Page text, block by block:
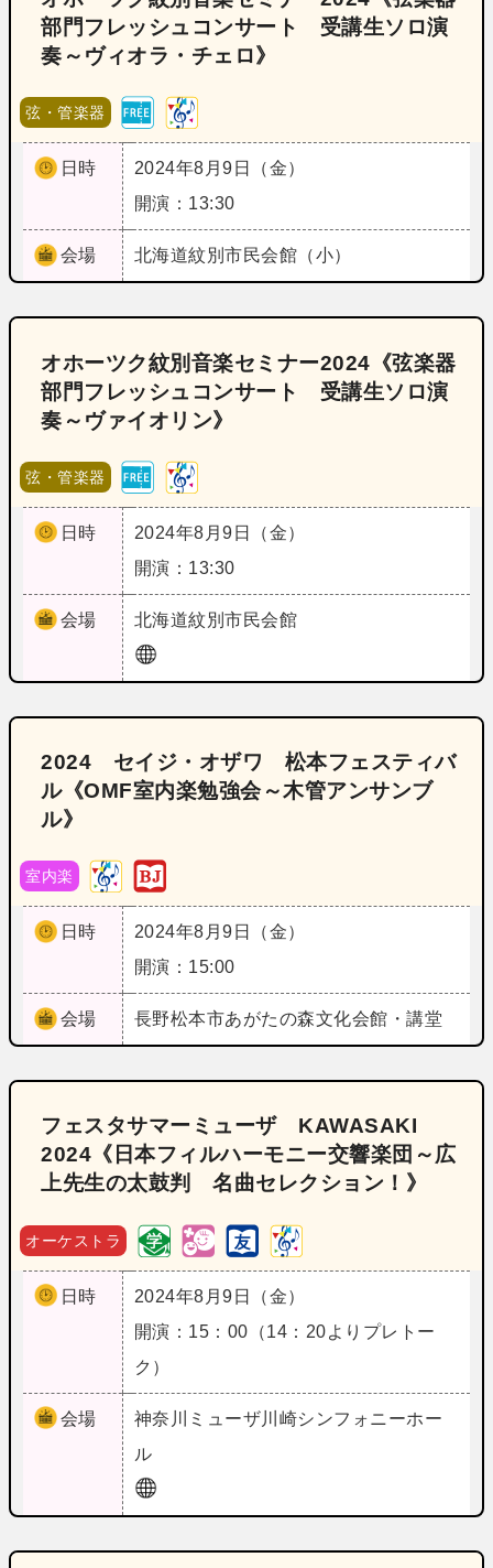
部門フレッシュコンサート 受講生ソロ演
奏～ヴィオラ・チェロ》
弦・管楽器
日時
2024年8月9日（金）
開演：13:30
会場 北海道紋別市民会館（小）
オホーツク紋別音楽セミナー2024《弦楽器
部門フレッシュコンサート 受講生ソロ演
奏～ヴァイオリン》
弦・管楽器
日時
2024年8月9日（金）
開演：13:30
会場 北海道紋別市民会館
2024 セイジ・オザワ 松本フェスティバ
ル《OMF室内楽勉強会～木管アンサンブ
ル》
室内楽
日時
2024年8月9日（金）
開演：15:00
会場 長野松本市あがたの森文化会館・講堂
フェスタサマーミューザ KAWASAKI
2024《日本フィルハーモニー交響楽団～広
上先生の太鼓判 名曲セレクション！》
オーケストラ
日時
2024年8月9日（金）
開演：15：00（14：20よりプレトー
ク）
会場 神奈川
ミューザ川崎シンフォニーホー
ル